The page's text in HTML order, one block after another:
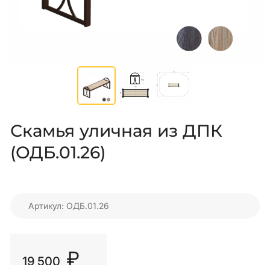
Скамья уличная из ДПК
(ОДБ.01.26)
Артикул: ОДБ.01.26
19 500 ₽